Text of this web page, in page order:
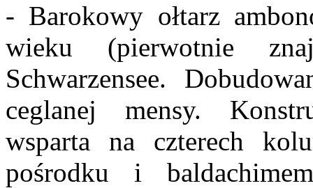
- Barokowy ołtarz
wieku (pierwotnie
Schwarzensee.
ceglanej mensy.
wsparta na czterech
pośrodku i